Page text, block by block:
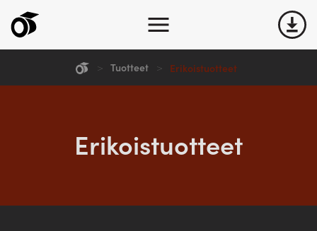
Yritys
Ota yhteyttä
Tuotteet
> Erikoistuotteet
>
Erikoistuotteet